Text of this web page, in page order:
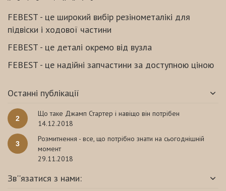
FEBEST - це широкий вибір резінометалікі для
підвіски і ходової частини
FEBEST - це деталі окремо від вузла
FEBEST - це надійні запчастини за доступною ціною
Останні публікації
2
Що таке Джамп Стартер і навіщо він потрібен
14.12.2018
3
Розмитнення - все, що потрібно знати на сьогоднішній
момент
29.11.2018
Зв''язатися з нами: